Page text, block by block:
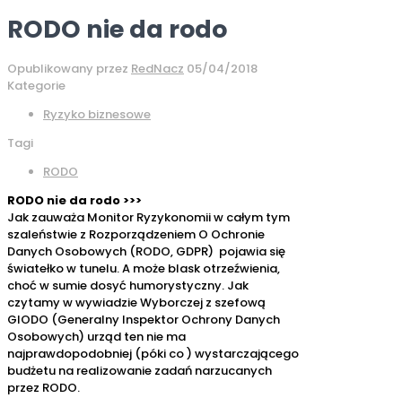
RODO nie da rodo
Opublikowany przez RedNacz 05/04/2018
Kategorie
Ryzyko biznesowe
Tagi
RODO
RODO nie da rodo >>>
Jak zauważa Monitor Ryzykonomii w całym tym
szaleństwie z Rozporządzeniem O Ochronie
Danych Osobowych (RODO, GDPR) pojawia się
światełko w tunelu. A może blask otrzeźwienia,
choć w sumie dosyć humorystyczny. Jak
czytamy w wywiadzie Wyborczej z szefową
GIODO (Generalny Inspektor Ochrony Danych
Osobowych) urząd ten nie ma
najprawdopodobniej (póki co ) wystarczającego
budżetu na realizowanie zadań narzucanych
przez RODO.